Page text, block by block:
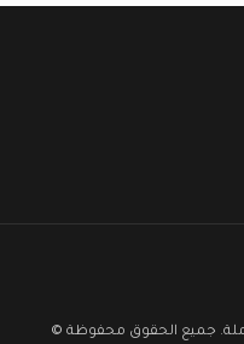
جميع الحقوق محفوظة ©